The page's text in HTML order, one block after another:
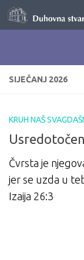
Skip to
SIJEČANJ 2026
KRUH NAŠ
Čvrsta je
jer se uzda u
Izaija 26:3